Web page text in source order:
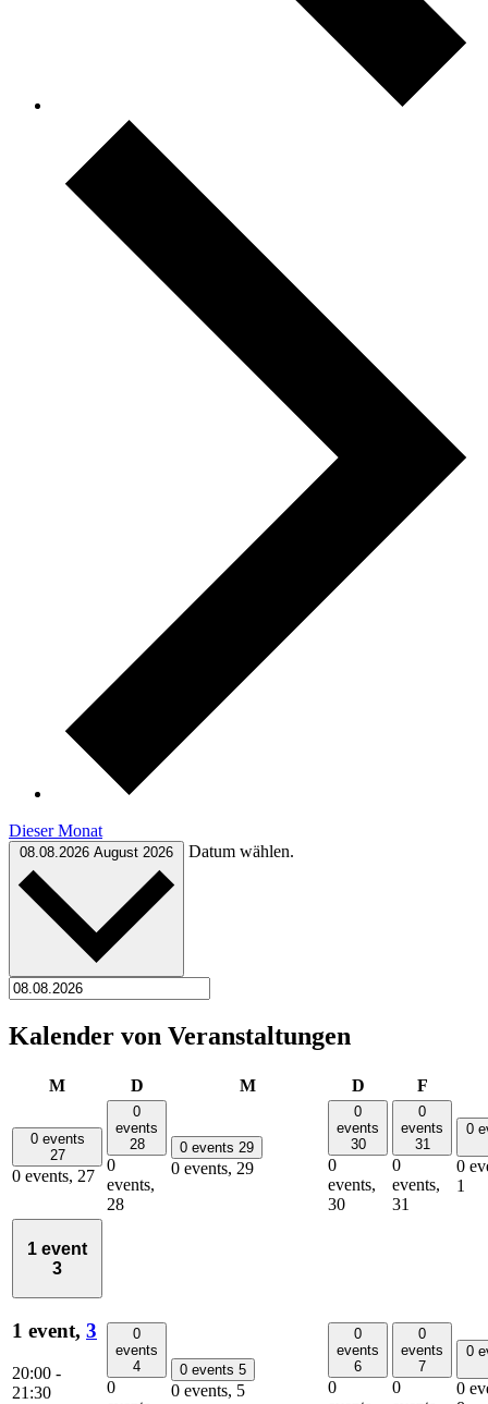
Dieser Monat
08.08.2026 August 2026 Datum wählen.
Kalender von Veranstaltungen
MMontag DDienstag MMittwoch DDonnerstag
FFreitag
0 events
27
0 events, 27
0
events
28
0
events,
28
0 events 29
0 events, 29
0
events
30
0
events,
30
0
events
31
0
events,
31
0
0
1
1 event
3
1 event, 3
20:00 -
21:30
0
events
4
0
0 events 5
0 events, 5
0
events
6
0
0
events
7
0
0
0